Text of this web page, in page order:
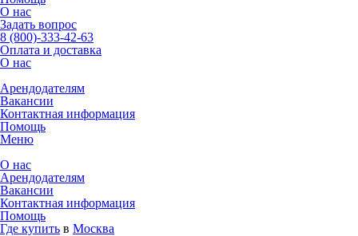
О нас
Задать вопрос
8 (800)-333-42-63
Оплата и доставка
О нас
Арендодателям
Вакансии
Контактная информация
Помощь
Меню
О нас
Арендодателям
Вакансии
Контактная информация
Помощь
Где купить в Москва